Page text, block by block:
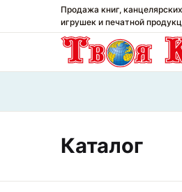
Продажа книг,
игрушек и печатной
Каталог